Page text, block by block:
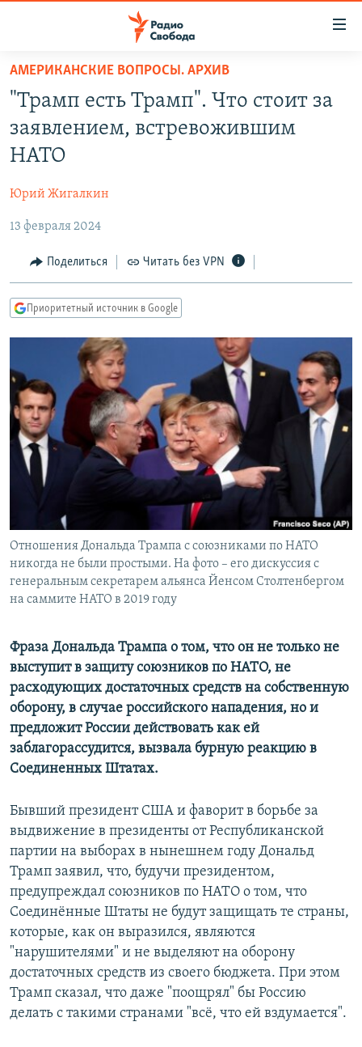
упрощенного
доступа
основному
Вернутся
навигации
Вернутся
поиску
ПРОГРАММЫ
ПОДКАСТЫ
АВТОРСКИЕ ПРОЕКТЫ
МНЕНИЯ
КУЛЬТУРА
IDEL.РЕАЛИИ
СЕВЕР.РЕАЛИИ
СИБИРЬ.РЕАЛИИ
РАСПИСАНИЕ ВЕЩАНИЯ
ПОДПИШИТЕСЬ НА РАССЫЛКУ
СОЦИАЛЬНЫЕ СЕТИ
Все сайты РСЕ/РС
АМЕРИКАНСКИЕ ВОПРОСЫ. АРХИВ
"Трамп есть Трамп". Что стоит за
заявлением, встревожившим
НАТО
Юрий Жигалкин
13 февраля 2024
Поделиться Читать без VPN
Приоритетный источник в Google
Отношения Дональда Трампа с союзниками по НАТО
никогда не были простыми. На фото – его дискуссия с
генеральным секретарем альянса Йенсом Столтенбергом
на саммите НАТО в 2019 году
Фраза Дональда Трампа о том, что он не только не
выступит в защиту союзников по НАТО, не
расходующих достаточных средств на собственную
оборону, в случае российского нападения, но и
предложит России действовать как ей
заблагорассудится, вызвала бурную реакцию в
Соединенных Штатах.
Бывший президент США и фаворит в борьбе за
выдвижение в президенты от Республиканской
партии на выборах в нынешнем году Дональд
Трамп заявил, что, будучи президентом,
предупреждал союзников по НАТО о том, что
Соединённые Штаты не будут защищать те страны,
которые, как он выразился, являются
"нарушителями" и не выделяют на оборону
достаточных средств из своего бюджета. При этом
Трамп сказал, что даже "поощрял" бы Россию
делать с такими странами "всё, что ей вздумается".